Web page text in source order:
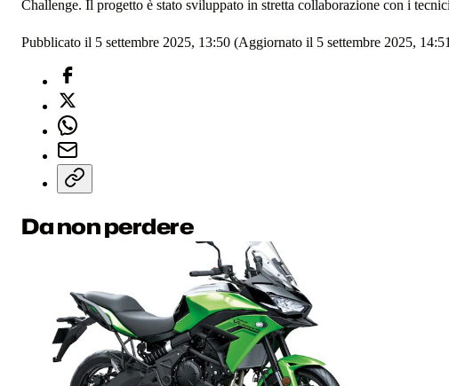
Challenge. Il progetto è stato sviluppato in stretta collaborazione con i
Pubblicato il 5 settembre 2025, 13:50 (Aggiornato il 5 settembre 2025,
Da non perdere